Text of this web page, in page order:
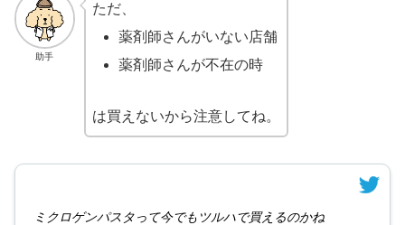
助手
ただ、
薬剤師さんがいない店舗
薬剤師さんが不在の時
は買えないから注意してね。
ミクロゲンパスタって今でもツルハで買えるのかね